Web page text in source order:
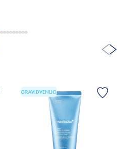
GRAVIDVENLIG